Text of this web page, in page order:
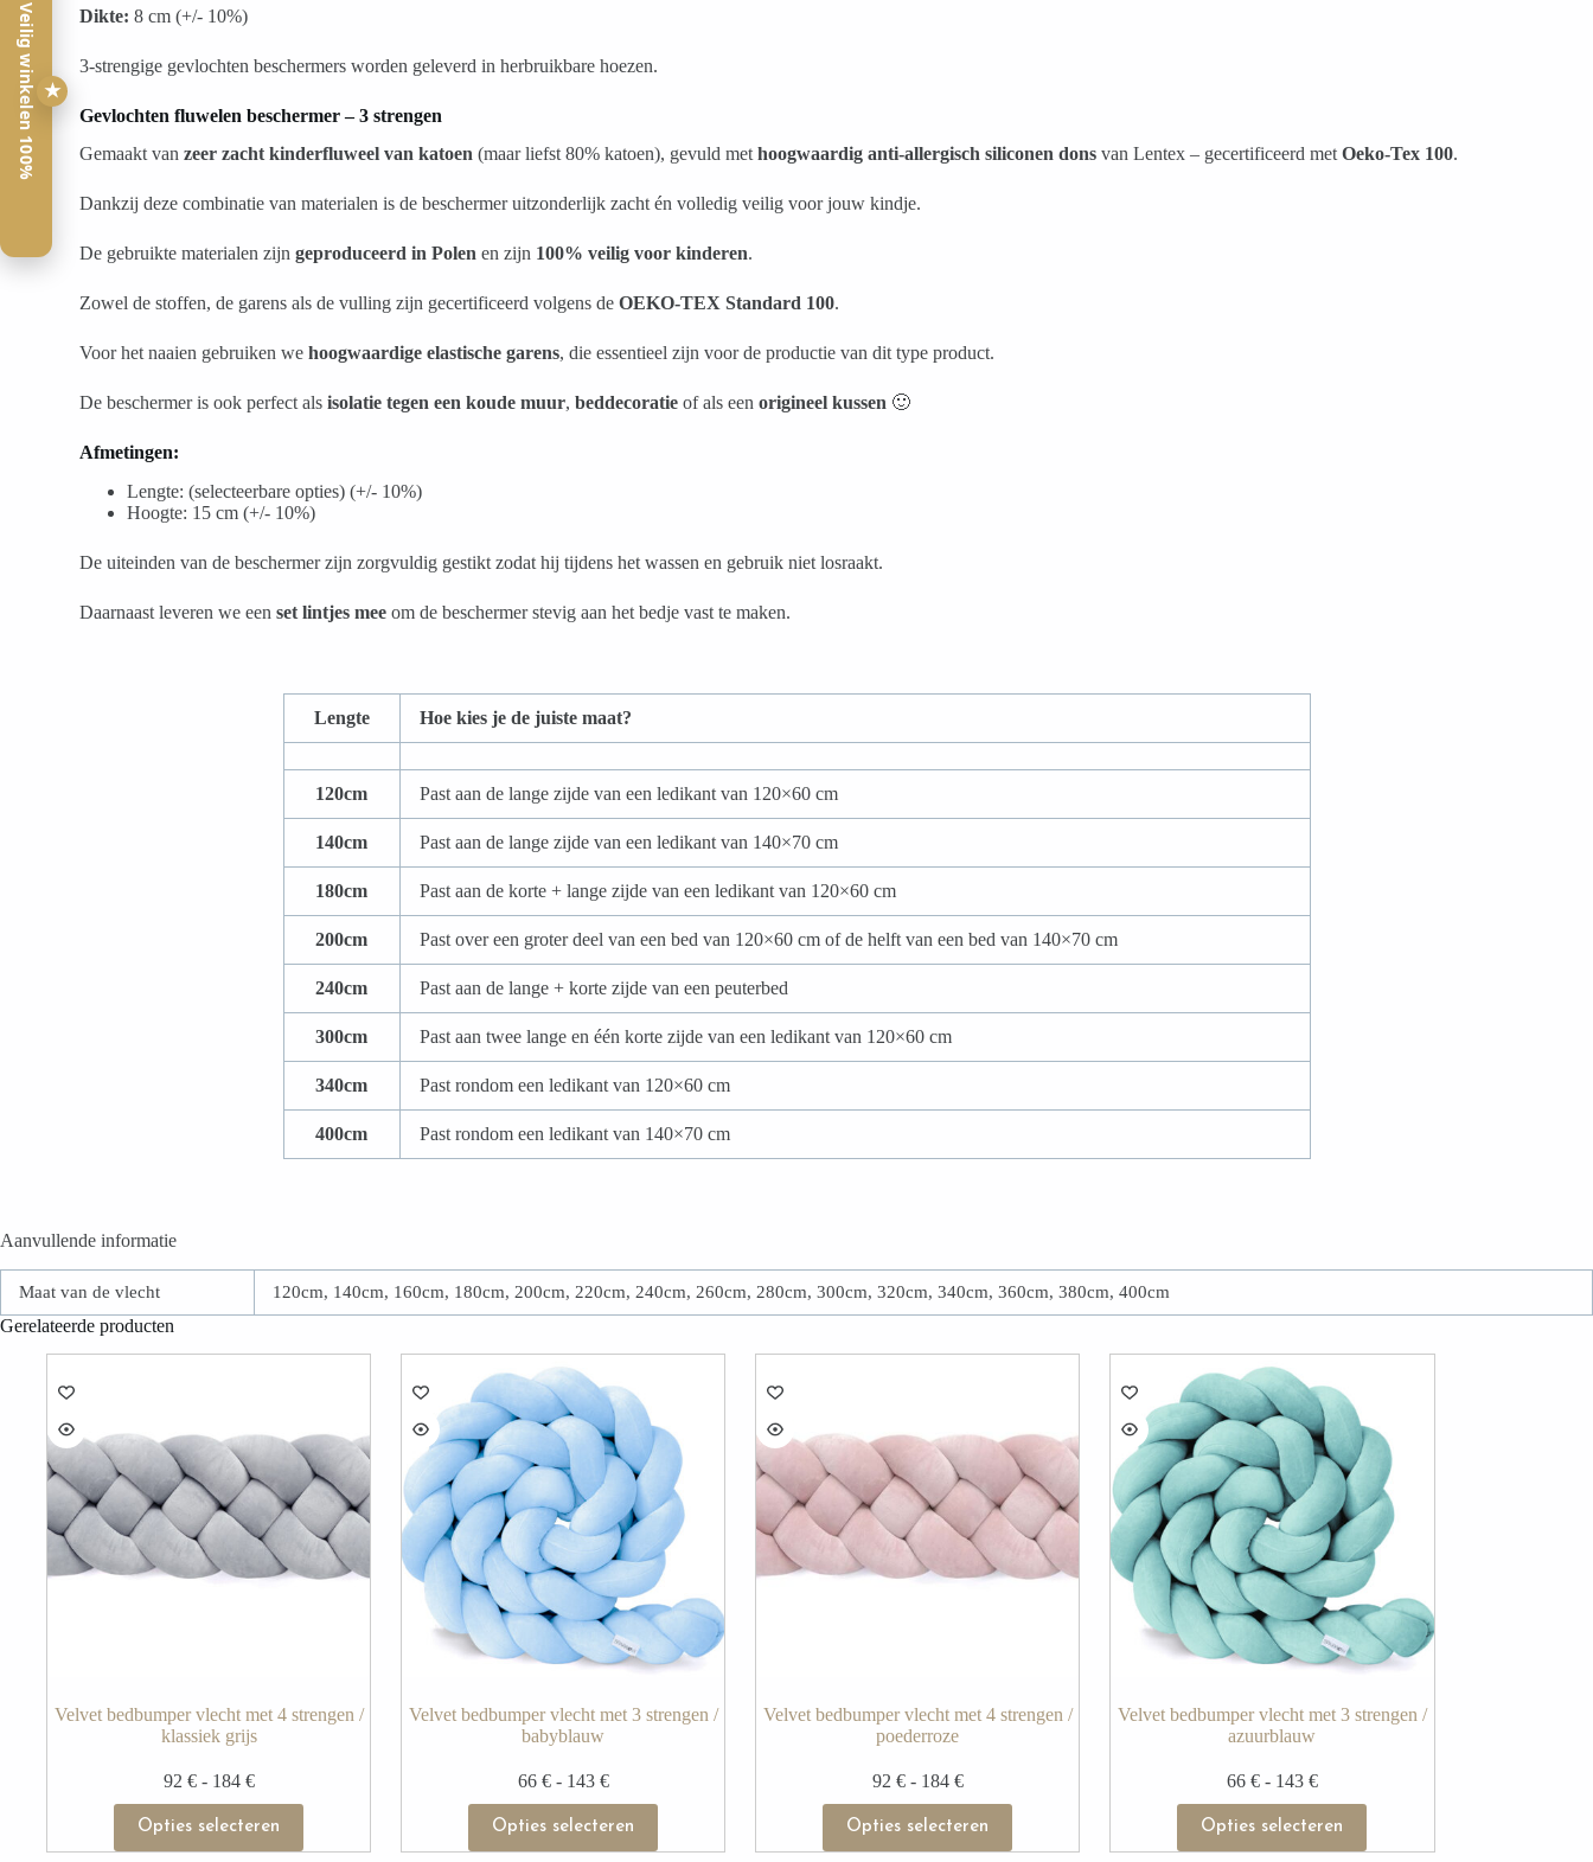
Dikte: 8 cm (+/- 10%)
3-strengige gevlochten beschermers worden geleverd in herbruikbare hoezen.
Gevlochten fluwelen beschermer – 3 strengen
Gemaakt vanzeer zacht kinderfluweel van katoen (maar liefst 80% katoen), gevuld methoogwaardig anti-allergisch siliconen dons van Lentex – gecertificeerd metOeko-Tex 100.
Dankzij deze combinatie van materialen is de beschermer uitzonderlijk zacht én volledig veilig voor jouw kindje.
De gebruikte materialen zijngeproduceerd in Polen en zijn 100% veilig voor kinderen.
Zowel de stoffen, de garens als de vulling zijn gecertificeerd volgens deOEKO-TEX Standard 100.
Voor het naaien gebruiken wehoogwaardige elastische garens, die essentieel zijn voor de productie van dit type product.
De beschermer is ook perfect alsisolatie tegen een koude muur,beddecoratie of als eenorigineel kussen 🙂
Afmetingen:
Lengte: (selecteerbare opties) (+/- 10%)
Hoogte: 15 cm (+/- 10%)
De uiteinden van de beschermer zijn zorgvuldig gestikt zodat hij tijdens het wassen en gebruik niet losraakt.
Daarnaast leveren we eenset lintjes mee om de beschermer stevig aan het bedje vast te maken.
Lengte Hoe kies je de juiste maat?
120cm Past aan de lange zijde van een ledikant van 120×60 cm
140cm Past aan de lange zijde van een ledikant van 140×70 cm
180cm Past aan de korte + lange zijde van een ledikant van 120×60 cm
200cm Past over een groter deel van een bed van 120×60 cm of de helft van een bed van 140×70 cm
240cm Past aan de lange + korte zijde van een peuterbed
300cm Past aan twee lange en één korte zijde van een ledikant van 120×60 cm
340cm Past rondom een ledikant van 120×60 cm
400cm Past rondom een ledikant van 140×70 cm
Aanvullende informatie
Maat van de vlecht 120cm, 140cm, 160cm, 180cm, 200cm, 220cm, 240cm, 260cm, 280cm, 300cm, 320cm, 340cm, 360cm, 380cm, 400cm
Gerelateerde producten
Velvet bedbumper vlecht met 4 strengen /
klassiek grijs
92 € - 184 €
Opties selecteren
Velvet bedbumper vlecht met 3 strengen /
babyblauw
66 € - 143 €
Opties selecteren
Velvet bedbumper vlecht met 4 strengen /
poederroze
92 € - 184 €
Opties selecteren
Velvet bedbumper vlecht met 3 strengen /
azuurblauw
66 € - 143 €
Opties selecteren
★
Veilig winkelen 100%